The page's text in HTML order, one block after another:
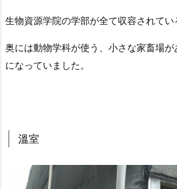
生物資源学院の学部が全て収容されてい
奥には動物学科が使う、小さな家畜場
になっていました。
溫室